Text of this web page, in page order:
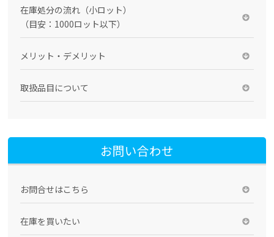
在庫処分の流れ（小ロット）
（目安：1000ロット以下）
メリット・デメリット
取扱品目について
お問い合わせ
お問合せはこちら
在庫を買いたい